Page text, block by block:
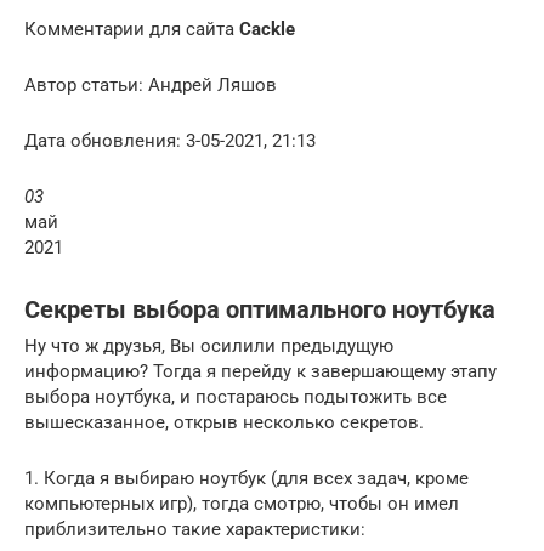
Комментарии для сайта Cackl e
Автор статьи: Андрей Ляшов
Дата обновления: 3-05-2021, 21:13
03
май
2021
Секреты выбора оптимального ноутбука
Ну что ж друзья, Вы осилили предыдущую
информацию? Тогда я перейду к завершающему этапу
выбора ноутбука, и постараюсь подытожить все
вышесказанное, открыв несколько секретов.
1. Когда я выбираю ноутбук (для всех задач, кроме
компьютерных игр), тогда смотрю, чтобы он имел
приблизительно такие характеристики: